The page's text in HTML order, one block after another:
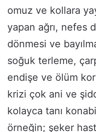
omuz ve kollara
yapan ağrı, nefes
dönmesi ve
soğuk terleme,
endişe ve ölüm
krizi çok ani ve
kolayca tanı
örneğin; şeker